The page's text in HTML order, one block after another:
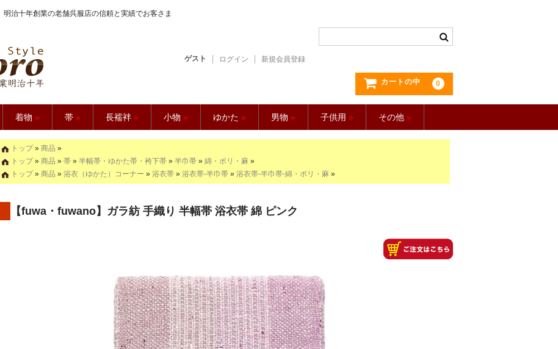
治十年創業の老舗呉服店の信頼と実績でお客さま
久五郎】
ゲスト ログイン 新規会員登録
カートの中 0
着物 » 帯 » 長襦袢 » 小物 » ゆかた » 男物 » 子供用 » その他 »
トップ» 商品 »
トップ» 商品 » 帯 » 半幅帯・ゆかた帯・袴下帯 » 半巾帯 » 綿・ポリ・麻 »
トップ» 商品 » 浴衣（ゆかた）コーナー » 浴衣帯 » 浴衣帯-半巾帯 » 浴衣帯-半巾帯-綿・ポリ・麻 »
【fuwa・fuwano】ガラ紡 手織り 半幅帯 浴衣帯 綿 ピンク